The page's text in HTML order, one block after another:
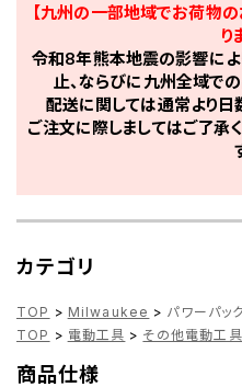
【九州の一部地域でお荷物
り
令和8年熊本地震の影響によ
止、ならびに九州全域で
配送に関しては通常より日
ご注文に際しましてはご了承
カテゴリ
TOP > Milwaukee > パワーパ
TOP > 電動工具 > その他電動工具
商品仕様